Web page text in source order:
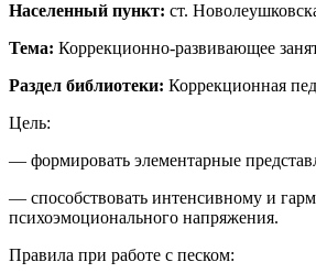
Населенный пункт: ст.
Тема: Коррекционно-развивающее
Раздел библиотеки: Коррекционная
Цель:
— формировать элементарные
— способствовать интенсивному и
психоэмоционального напряжения.
Правила при работе с песком: